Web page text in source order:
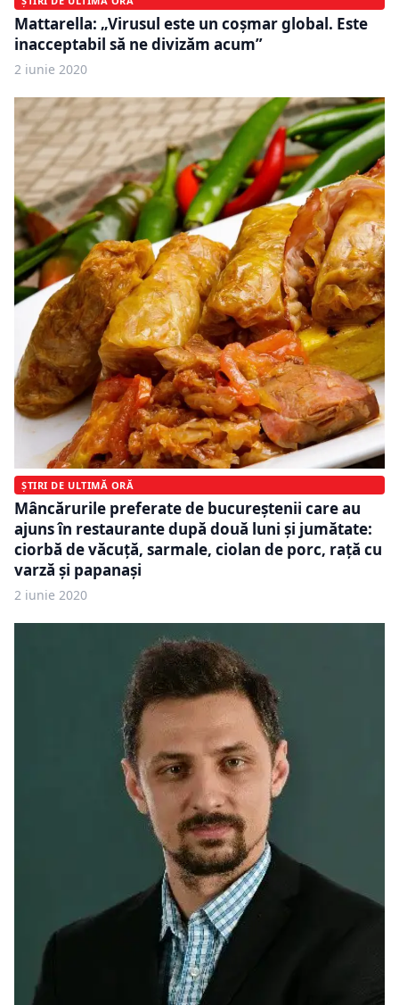
Mattarella: „Virusul este un coșmar global. Este
inacceptabil să ne divizăm acum”
2 iunie 2020
ȘTIRI DE ULTIMĂ ORĂ
Mâncărurile preferate de bucureștenii care au
ajuns în restaurante după două luni și jumătate:
ciorbă de văcuță, sarmale, ciolan de porc, rață cu
varză și papanași
2 iunie 2020